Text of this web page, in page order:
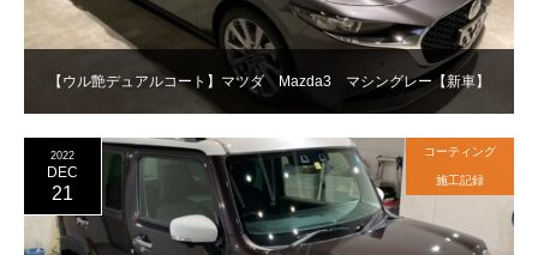
【ウル艶デュアルコート】マツダ Mazda3 マシングレー【新車】
2022
DEC
21
コーティング
施工記録